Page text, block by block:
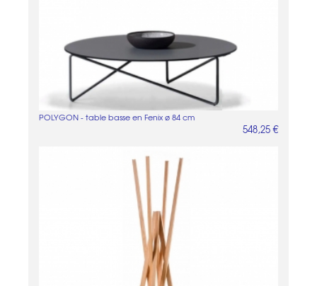
POLYGON - table basse en Fenix ø 84 cm
548,25 €